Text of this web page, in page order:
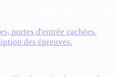
portes d'entrée cachées.
des épreuves.